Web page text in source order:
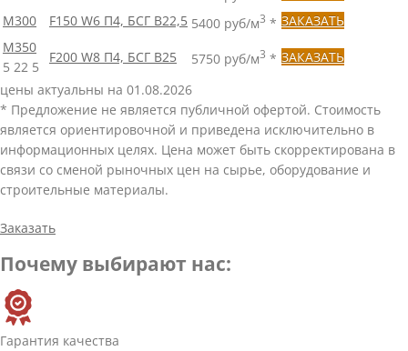
М300
F150 W6 П4, БСГ В22,5 5400 руб/м3 * ЗАКАЗАТЬ
М350
5 22 5
F200 W8 П4, БСГ В25 5750 руб/м3 * ЗАКАЗАТЬ
цены актуальны на 01.08.2026
* Предложение не является публичной офертой. Стоимость
является ориентировочной и приведена исключительно в
информационных целях. Цена может быть скорректирована в
связи со сменой рыночных цен на сырье, оборудование и
строительные материалы.
Заказать
Почему выбирают нас:
Гарантия качества